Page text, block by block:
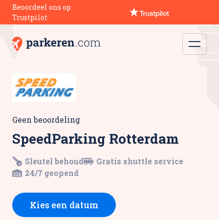
Beoordeel ons op
Trustpilot
Geen beoordeling
SpeedParking Rotterdam
Sleutel behoud
Gratis shuttle service
24/7 geopend
Kies een datum